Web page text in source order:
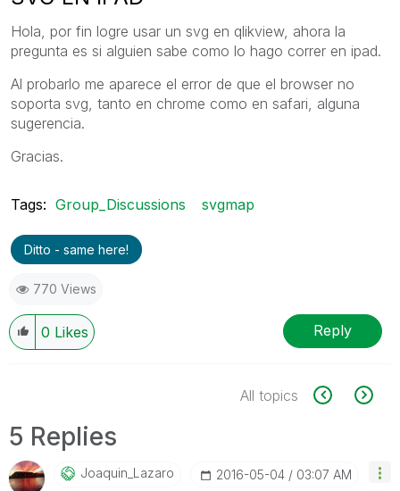
Hola, por fin logre usar un svg en qlikview, ahora la
pregunta es si alguien sabe como lo hago correr en ipad.
Al probarlo me aparece el error de que el browser no
soporta svg, tanto en chrome como en safari, alguna
sugerencia.
Gracias.
Tags: Group_Discussions svgmap
Ditto - same here!
770 Views
0 Likes Reply
All topics
5 Replies
Joaquin_Lazaro ‎2016-05-04 03:07 AM